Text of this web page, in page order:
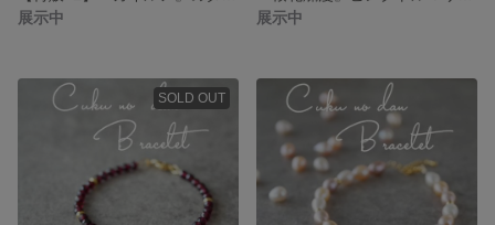
展示中
展示中
SOLD OUT